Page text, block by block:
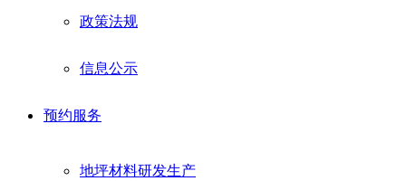
政策法规
信息公示
预约服务
地坪材料研发生产